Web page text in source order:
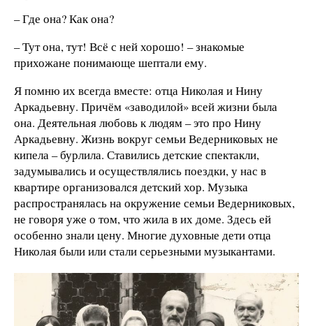
– Где она? Как она?
– Тут она, тут! Всё с ней хорошо! – знакомые
прихожане понимающе шептали ему.
Я помню их всегда вместе: отца Николая и Нину
Аркадьевну. Причём «заводилой» всей жизни была
она. Деятельная любовь к людям – это про Нину
Аркадьевну. Жизнь вокруг семьи Ведерниковых не
кипела – бурлила. Ставились детские спектакли,
задумывались и осуществлялись поездки, у нас в
квартире организовался детский хор. Музыка
распространялась на окружение семьи Ведерниковых,
не говоря уже о том, что жила в их доме. Здесь ей
особенно знали цену. Многие духовные дети отца
Николая были или стали серьезными музыкантами.